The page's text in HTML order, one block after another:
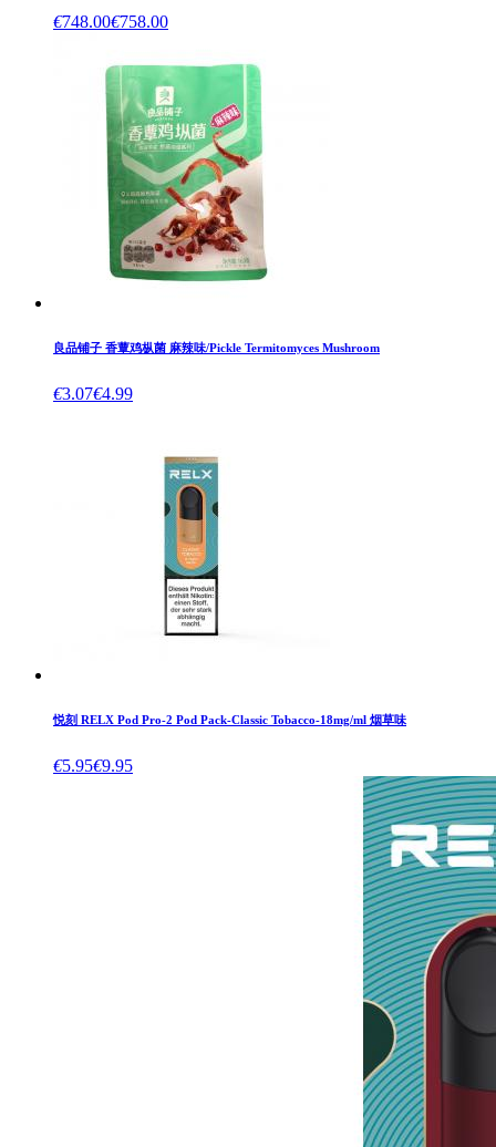
€748.00€758.00
良品铺子 香蕈鸡枞菌 麻辣味/Pickle Termitomyces Mushroom
€3.07€4.99
悦刻 RELX Pod Pro-2 Pod Pack-Classic Tobacco-18mg/ml 烟草味
€5.95€9.95